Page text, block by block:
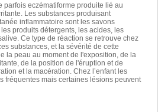
parfois eczématiforme produite lié au
Les substances produisant
inflammatoire sont les savons
produits détergents, les acides, les
Ce type de réaction se retrouve chez
substances, et la sévérité de cette
la peau au moment de l'exposition, de la
de la position de l'éruption et de
et la macération. Chez l’enfant les
fréquentes mais certaines lésions peuvent